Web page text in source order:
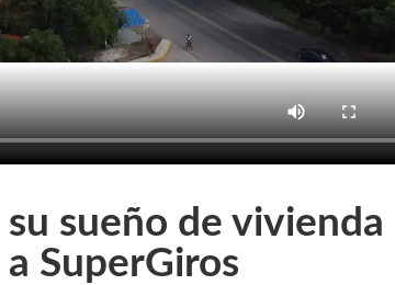
sueño de vivienda
SuperGiros